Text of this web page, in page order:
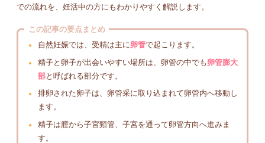
での流れを、妊活中の方にもわかりやすく解説します。
この記事の要点まとめ
自然妊娠では、受精は主に卵管で起こります。
精子と卵子が出会いやすい場所は、卵管の中でも 卵管膨大
部と呼ばれる部分です。
排卵された卵子は、卵管采に取り込まれて卵管内へ移動し
ます。
精子は膣から子宮頸管、子宮を通って卵管方向へ進みま
す。